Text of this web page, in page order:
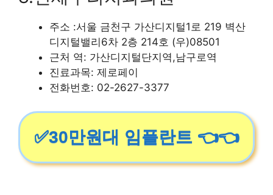
주소 :서울 금천구 가산디지털1로 219 벽산
디지털밸리6차 2층 214호 (우)08501
근처 역: 가산디지털단지역,남구로역
진료과목: 제로페이
전화번호: 02-2627-3377
✅30만원대 임플란트 👈👈